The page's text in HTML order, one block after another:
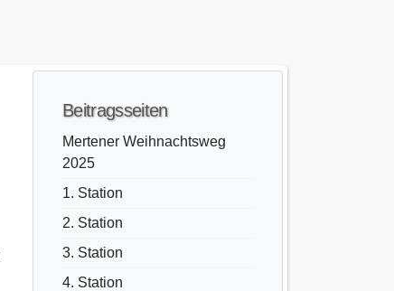
Beitragsseiten
Mertener Weihnachtsweg
2025
1. Station
2. Station
3. Station
4. Station